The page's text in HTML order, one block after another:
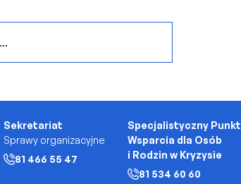
Sekretariat
Sprawy organizacyjne
81 466 55 47
Specjalistyczny Punkt
Wsparcia dla Osób
i Rodzin w Kryzysie
81 534 60 60